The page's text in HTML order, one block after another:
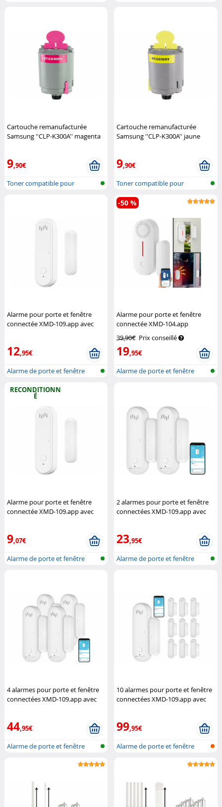
Cartouche remanufacturée
Samsung ''CLP-K300A'' magenta
9,90€
Toner compatible pour
Cartouche remanufacturée
Samsung ''CLP-K300A'' jaune
9,90€
Toner compatible pour
imprimante la...
Alarme pour porte et fenêtre
connectée XMD-109.app avec
12,95€
Alarme de porte et fenêtre
Alarme pour porte et fenêtre
connectée XMD-104.app
compatible Amazon Alexa et
Google AssistantVisorTech
39,90€ Prix conseillé
19,95€
-50 %
Alarme de porte et fenêtre
RECONDITIONN
É
Alarme pour porte et fenêtre
connectée XMD-109.app avec
9,07€
Alarme de porte et fenêtre
2 alarmes pour porte et fenêtre
connectées XMD-109.app avec
23,95€
Alarme de porte et fenêtre
4 alarmes pour porte et fenêtre
connectées XMD-109.app avec
44,95€
Alarme de porte et fenêtre
10 alarmes pour porte et fenêtre
connectées XMD-109.app avec
99,95€
Alarme de porte et fenêtre